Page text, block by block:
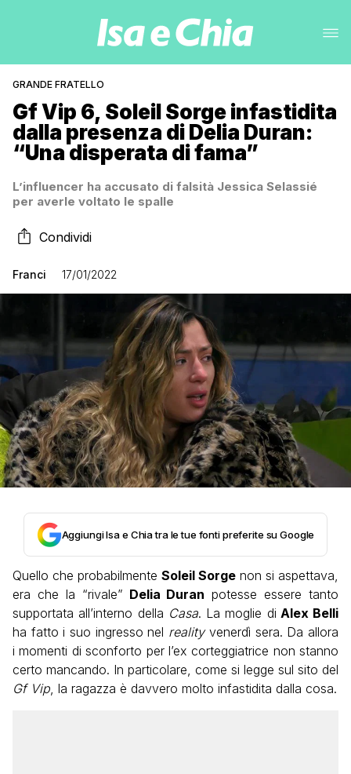
GRANDE FRATELLO
Gf Vip 6, Soleil Sorge infastidita
dalla presenza di Delia Duran:
“Una disperata di fama”
L’influencer ha accusato di falsità Jessica Selassié
per averle voltato le spalle
Condividi
Franci 17/01/2022
Aggiungi Isa e Chia tra le tue fonti preferite su Google
Quello che probabilmente Soleil Sorge non si aspettava,
era che la “rivale” Delia Duran potesse essere tanto
supportata all’interno della Casa. La moglie di Alex Belli
ha fatto i suo ingresso nel realityvenerdì sera. Da allora
i momenti di sconforto per l’ex corteggiatrice non stanno
certo mancando. In particolare, come si legge sul sito del
Gf Vip, la ragazza è davvero molto infastidita dalla cosa.